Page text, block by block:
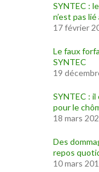
SYNTEC :
n’est pas
17 février
Le faux
SYNTEC
19
SYNTEC :
pour le
18 mars
Des
repos
10 mars